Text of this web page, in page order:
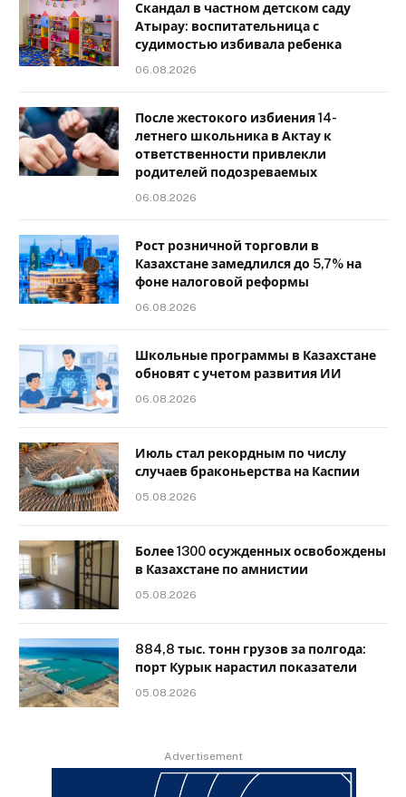
Скандал в частном детском саду
Атырау: воспитательница с
судимостью избивала ребенка
06.08.2026
После жестокого избиения 14-
летнего школьника в Актау к
ответственности привлекли
родителей подозреваемых
06.08.2026
Рост розничной торговли в
Казахстане замедлился до 5,7% на
фоне налоговой реформы
06.08.2026
Школьные программы в Казахстане
обновят с учетом развития ИИ
06.08.2026
Июль стал рекордным по числу
случаев браконьерства на Каспии
05.08.2026
Более 1300 осужденных освобождены
в Казахстане по амнистии
05.08.2026
884,8 тыс. тонн грузов за полгода:
порт Курык нарастил показатели
05.08.2026
Advertisement